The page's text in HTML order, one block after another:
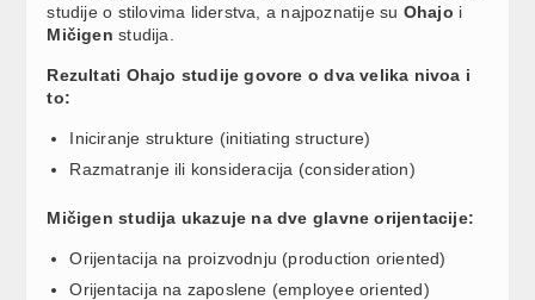
studije o stilovima liderstva, a najpoznatije su Ohajo i
Mičigen studija.
Rezultati Ohajo studije govore o dva velika nivoa i
to:
Iniciranje strukture (initiating structure)
Razmatranje ili konsideracija (consideration)
Mičigen studija ukazuje na dve glavne orijentacije:
Orijentacija na proizvodnju (production oriented)
Orijentacija na zaposlene (employee oriented)